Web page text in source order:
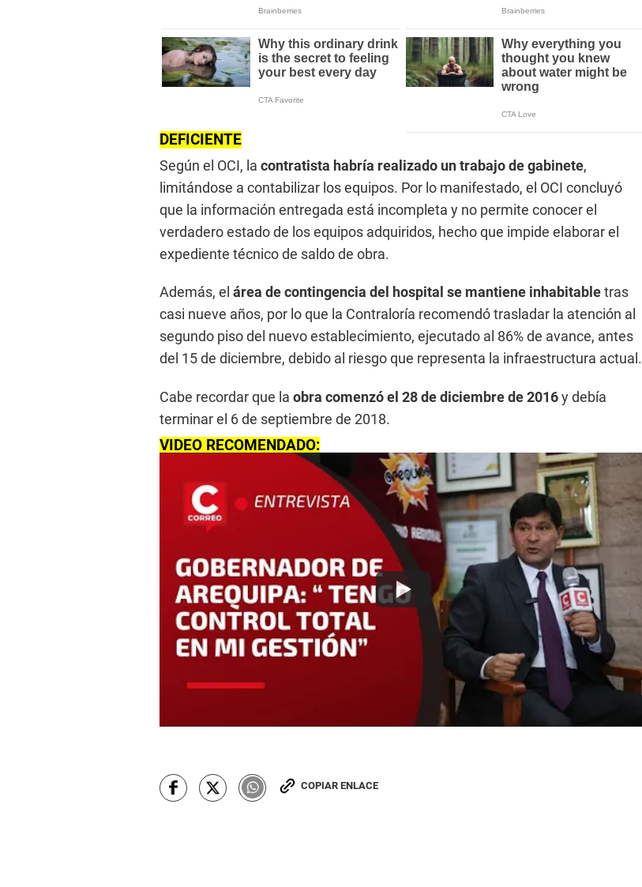
DEFICIENTE
Según el OCI, la contratista habría realizado un trabajo de gabinete,
limitándose a contabilizar los equipos. Por lo manifestado, el OCI concluyó
que la información entregada está incompleta y no permite conocer el
verdadero estado de los equipos adquiridos, hecho que impide elaborar el
expediente técnico de saldo de obra.
Además, el área de contingencia del hospital se mantiene inhabitabletras
casi nueve años, por lo que la Contraloría recomendó trasladar la atención al
segundo piso del nuevo establecimiento, ejecutado al 86% de avance, antes
del 15 de diciembre, debido al riesgo que representa la infraestructura actual.
Cabe recordar que la obra comenzó el 28 de diciembre de 2016y debía
terminar el 6 de septiembre de 2018.
VIDEO RECOMENDADO:
COPIAR ENLACE